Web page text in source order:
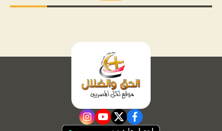
facebook
twitter
youtube
instagram